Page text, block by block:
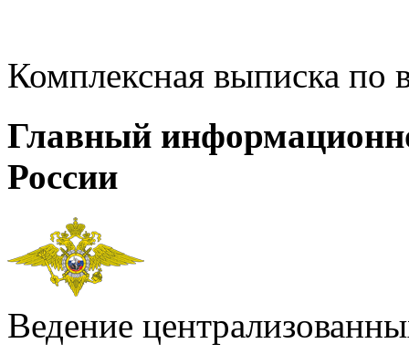
Комплексная выписка
Главный
России
Ведение